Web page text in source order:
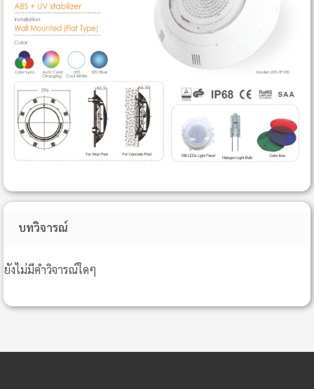
บทวิจารณ์
ยังไม่มีคำวิจารณ์ใดๆ